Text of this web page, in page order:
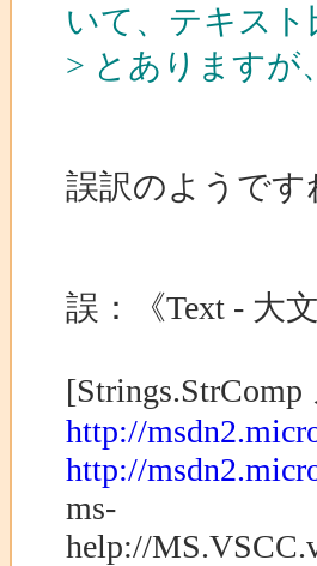
いて、テキス
> とありますが
誤訳のようです
誤：《Text - 大
http://
http://
ms-
help://